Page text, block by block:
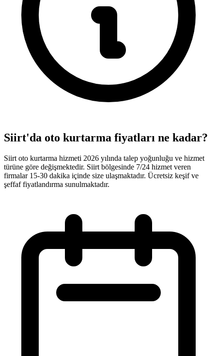
Siirt'da oto kurtarma fiyatları ne kadar?
Siirt oto kurtarma hizmeti 2026 yılında talep yoğunluğu ve hizmet
türüne göre değişmektedir. Siirt bölgesinde 7/24 hizmet veren
firmalar 15-30 dakika içinde size ulaşmaktadır. Ücretsiz keşif ve
şeffaf fiyatlandırma sunulmaktadır.